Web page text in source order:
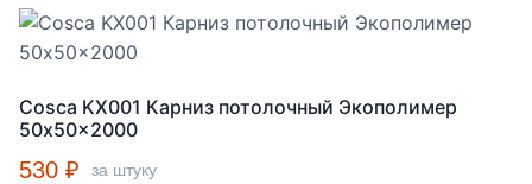
Cosca KX001 Карниз потолочный Экополимер
50x50x2000
530 ₽ за штуку